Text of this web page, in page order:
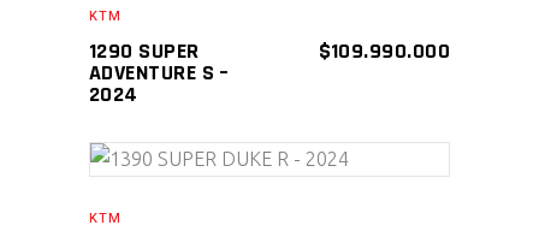
KTM
1290 SUPER
ADVENTURE S –
2024
$109.990.000
KTM